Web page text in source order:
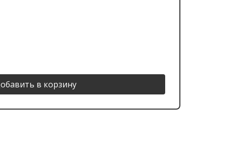
в корзину